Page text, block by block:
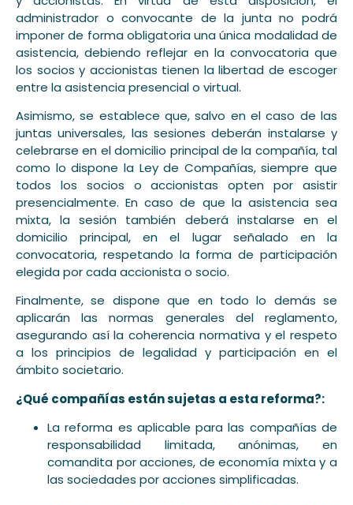
administrador o convocante de la junta no podrá
imponer de forma obligatoria una única modalidad de
asistencia, debiendo reflejar en la convocatoria que
los socios y accionistas tienen la libertad de escoger
entre la asistencia presencial o virtual.
Asimismo, se establece que, salvo en el caso de las
juntas universales, las sesiones deberán instalarse y
celebrarse en el domicilio principal de la compañía, tal
como lo dispone la Ley de Compañías, siempre que
todos los socios o accionistas opten por asistir
presencialmente. En caso de que la asistencia sea
mixta, la sesión también deberá instalarse en el
domicilio principal, en el lugar señalado en la
convocatoria, respetando la forma de participación
elegida por cada accionista o socio.
Finalmente, se dispone que en todo lo demás se
aplicarán las normas generales del reglamento,
asegurando así la coherencia normativa y el respeto
a los principios de legalidad y participación en el
ámbito societario.
¿Qué compañías están sujetas a esta reforma?:
La reforma es aplicable para las compañías de
responsabilidad limitada, anónimas, en
comandita por acciones, de economía mixta y a
las sociedades por acciones simplificadas.